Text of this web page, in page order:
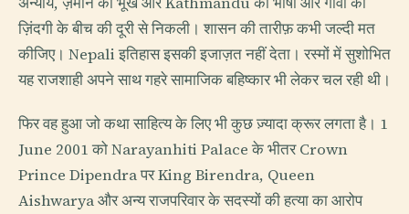
ज़िंदगी के बीच की दूरी से निकली। शासन की तारीफ़ कभी जल्दी मत
कीजिए। Nepali इतिहास इसकी इजाज़त नहीं देता। रस्मों में सुशोभित
यह राजशाही अपने साथ गहरे सामाजिक बहिष्कार भी लेकर चल रही थी।
फिर वह हुआ जो कथा साहित्य के लिए भी कुछ ज़्यादा क्रूर लगता है। 1
June 2001 को Narayanhiti Palace के भीतर Crown
Prince Dipendra पर King Birendra, Queen
Aishwarya और अन्य राजपरिवार के सदस्यों की हत्या का आरोप